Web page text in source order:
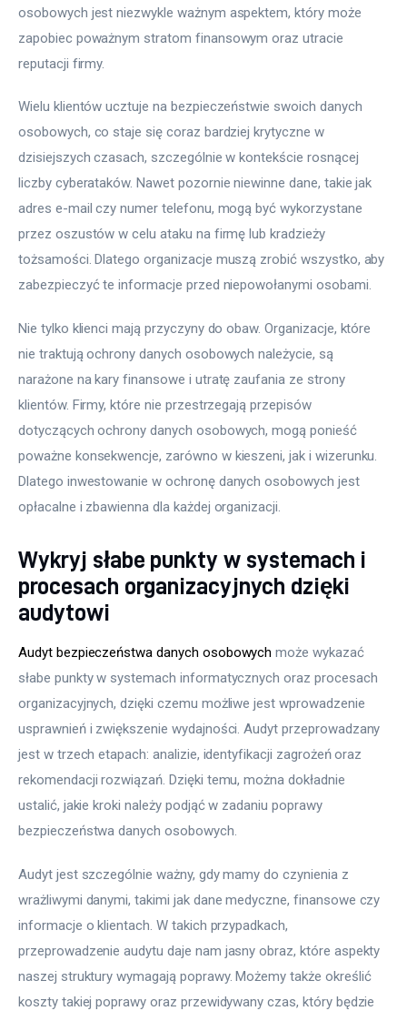
osobowych jest niezwykle ważnym aspektem, który może
zapobiec poważnym stratom finansowym oraz utracie
reputacji firmy.
Wielu klientów ucztuje na bezpieczeństwie swoich danych
osobowych, co staje się coraz bardziej krytyczne w
dzisiejszych czasach, szczególnie w kontekście rosnącej
liczby cyberataków. Nawet pozornie niewinne dane, takie jak
adres e-mail czy numer telefonu, mogą być wykorzystane
przez oszustów w celu ataku na firmę lub kradzieży
tożsamości. Dlatego organizacje muszą zrobić wszystko, aby
zabezpieczyć te informacje przed niepowołanymi osobami.
Nie tylko klienci mają przyczyny do obaw. Organizacje, które
nie traktują ochrony danych osobowych należycie, są
narażone na kary finansowe i utratę zaufania ze strony
klientów. Firmy, które nie przestrzegają przepisów
dotyczących ochrony danych osobowych, mogą ponieść
poważne konsekwencje, zarówno w kieszeni, jak i wizerunku.
Dlatego inwestowanie w ochronę danych osobowych jest
opłacalne i zbawienna dla każdej organizacji.
Wykryj słabe punkty w systemach i
procesach organizacyjnych dzięki
audytowi
Audyt bezpieczeństwa danych osobowych może wykazać
słabe punkty w systemach informatycznych oraz procesach
organizacyjnych, dzięki czemu możliwe jest wprowadzenie
usprawnień i zwiększenie wydajności. Audyt przeprowadzany
jest w trzech etapach: analizie, identyfikacji zagrożeń oraz
rekomendacji rozwiązań. Dzięki temu, można dokładnie
ustalić, jakie kroki należy podjąć w zadaniu poprawy
bezpieczeństwa danych osobowych.
Audyt jest szczególnie ważny, gdy mamy do czynienia z
wrażliwymi danymi, takimi jak dane medyczne, finansowe czy
informacje o klientach. W takich przypadkach,
przeprowadzenie audytu daje nam jasny obraz, które aspekty
naszej struktury wymagają poprawy. Możemy także określić
koszty takiej poprawy oraz przewidywany czas, który będzie